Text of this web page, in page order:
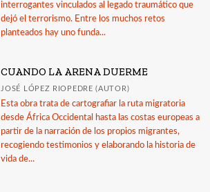
interrogantes vinculados al legado traumático que
dejó el terrorismo. Entre los muchos retos
planteados hay uno funda...
CUANDO LA ARENA DUERME
JOSÉ LÓPEZ RIOPEDRE (AUTOR)
Esta obra trata de cartografiar la ruta migratoria
desde África Occidental hasta las costas europeas a
partir de la narración de los propios migrantes,
recogiendo testimonios y elaborando la historia de
vida de...